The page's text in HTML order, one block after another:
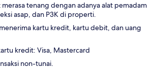
merasa tenang dengan adanya alat pemadam
asap, dan P3K di properti.
kartu kredit, kartu debit, dan uang
kredit: Visa, Mastercard
non-tunai.